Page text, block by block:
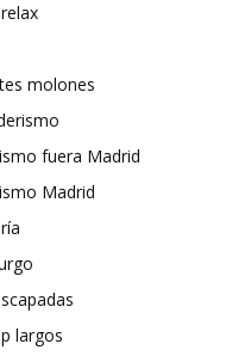
molones
fuera Madrid
Madrid
largos